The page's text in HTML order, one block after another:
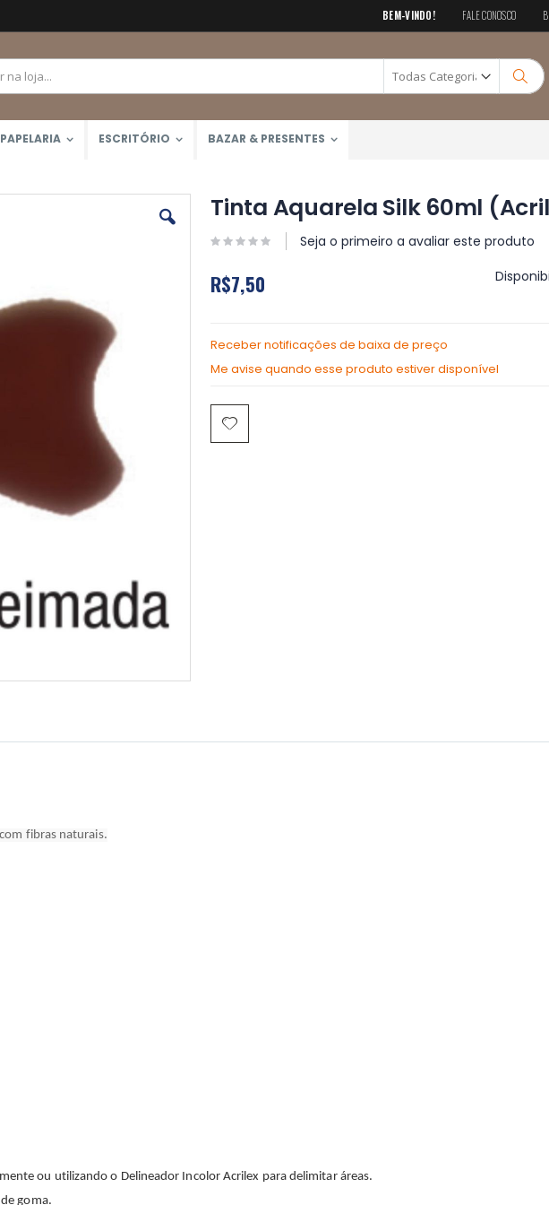
BEM-VINDO! FALE CONOSCO
Pesquisa
PAPELARIA ESCRITÓRIO BAZAR & PRESENTES
Tinta Aquarela Silk 60ml
Seja o primeiro a avaliar este produto
R$7,50
Receber notificações de baixa de preço
Me avise quando esse produto estiver disponível
fibras naturais.
ou utilizando o Delineador Incolor Acrilex para delimitar áreas.
goma.